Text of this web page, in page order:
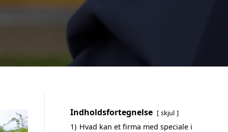
Indholdsfortegnelse skjul
1) Hvad kan et firma med speciale i